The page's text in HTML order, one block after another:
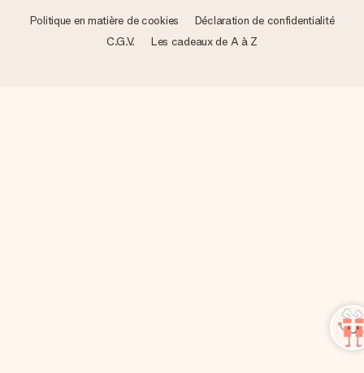
Politique en matière de cookies
Déclaration de confidentialité
C.G.V.
Les cadeaux de A à Z